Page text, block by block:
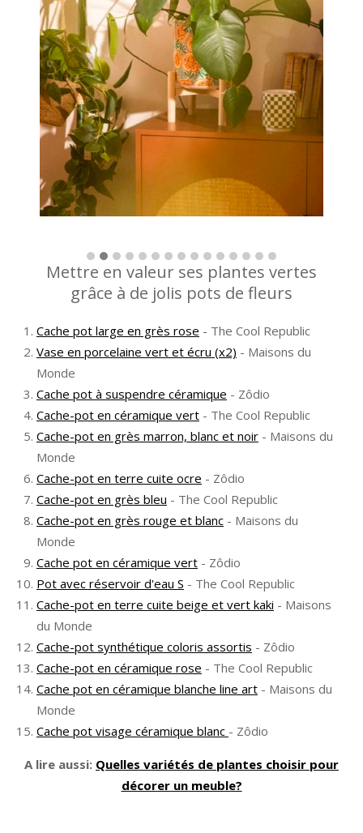
Mettre en valeur ses plantes vertes
grâce à de jolis pots de fleurs
Cache pot large en grès rose - The Cool Republic
Vase en porcelaine vert et écru (x2) - Maisons du
Monde
Cache pot à suspendre céramique - Zôdio
Cache-pot en céramique vert - The Cool Republic
Cache-pot en grès marron, blanc et noir - Maisons du
Monde
Cache-pot en terre cuite ocre - Zôdio
Cache-pot en grès bleu - The Cool Republic
Cache-pot en grès rouge et blanc - Maisons du
Monde
Cache pot en céramique vert - Zôdio
Pot avec réservoir d'eau S - The Cool Republic
Cache-pot en terre cuite beige et vert kaki - Maisons
du Monde
Cache-pot synthétique coloris assortis - Zôdio
Cache-pot en céramique rose - The Cool Republic
Cache pot en céramique blanche line art - Maisons du
Monde
Cache pot visage céramique blanc - Zôdio
A lire aussi: Quelles variétés de plantes choisir pour
décorer un meuble?